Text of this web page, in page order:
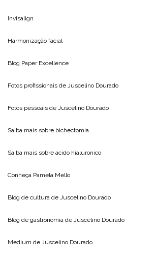
Invisalign
Harmonização facial
Blog Paper Excellence
Fotos profissionais de Juscelino Dourado
Fotos pessoais de Juscelino Dourado
Saiba mais sobre bichectomia
Saiba mais sobre acido hialuronico
Conheça Pamela Mello
Blog de cultura de Juscelino Dourado
Blog de gastronomia de Juscelino Dourado
Medium de Juscelino Dourado